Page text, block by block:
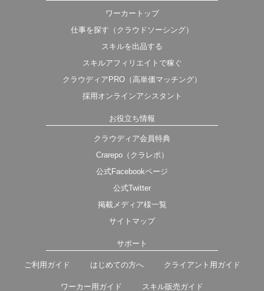
ワーカートップ
仕事を探す（クラウドソーシング）
スキルを出品する
スキルアフィリエイトで稼ぐ
クラウディアPRO（高単価マッチング）
採用オンラインアシスタント
お役立ち情報
クラウディア会員特典
Crarepo（クラレポ）
公式Facebookページ
公式Twitter
掲載メディア様一覧
サイトマップ
サポート
ご利用ガイド はじめての方へ クライアント用ガイド
ワーカー用ガイド スキル販売ガイド